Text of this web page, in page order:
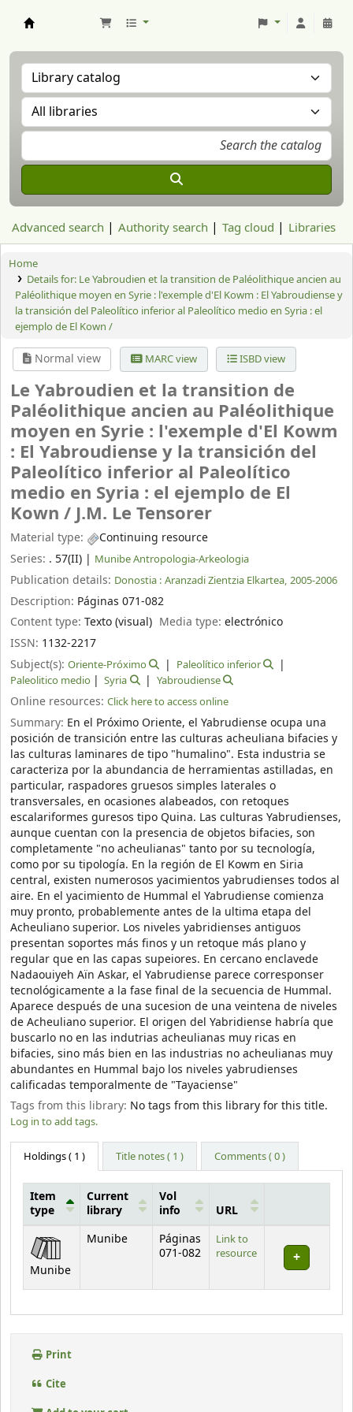
Advanced search Authority search Tag cloud Libraries
Home
Details for: Le Yabroudien et la transition de Paléolithique ancien au
Paléolithique moyen en Syrie : l'exemple d'El Kowm : El Yabroudiense y
la transición del Paleolítico inferior al Paleolítico medio en Syria : el
ejemplo de El Kown /
Normal view MARC view ISBD view
Le Yabroudien et la transition de
Paléolithique ancien au Paléolithique
moyen en Syrie : l'exemple d'El Kowm
: El Yabroudiense y la transición del
Paleolítico inferior al Paleolítico
medio en Syria : el ejemplo de El
Kown / J.M. Le Tensorer
Material type:
Continuing resource
Series: . 57(II) | Munibe Antropologia-Arkeologia
Publication details: Donostia : Aranzadi Zientzia Elkartea, 2005-2006
Description: Páginas 071-082
Content type: Texto (visual) Media type:electrónico
ISSN: 1132-2217
Subject(s): Oriente-Próximo
Paleolítico inferior
Paleolitico medio
Syria Yabroudiense
Online resources: Click here to access online
Summary: En el Próximo Oriente, el Yabrudiense ocupa una
posición de transición entre las culturas acheuliana bifacies y
las culturas laminares de tipo "humalino". Esta industria se
caracteriza por la abundancia de herramientas astilladas, en
particular, raspadores gruesos simples laterales o
transversales, en ocasiones alabeados, con retoques
escalariformes guresos tipo Quina. Las culturas Yabrudienses,
aunque cuentan con la presencia de objetos bifacies, son
completamente "no acheulianas" tanto por su tecnología,
como por su tipología. En la región de El Kowm en Siria
central, existen numerosos yacimientos yabrudienses todos al
aire. En el yacimiento de Hummal el Yabrudiense comienza
muy pronto, probablemente antes de la ultima etapa del
Acheuliano superior. Los niveles yabridienses antiguos
presentan soportes más finos y un retoque más plano y
regular que en las capas supeiores. En cercano enclavede
Nadaouiyeh Aïn Askar, el Yabrudiense parece corresponser
tecnológicamente a la fase final de la secuencia de Hummal.
Aparece después de una sucesion de una veintena de niveles
de Acheuliano superior. El origen del Yabridiense habría que
buscarlo no en las indutrias acheulianas muy ricas en
bifacies, sino más bien en las industrias no acheulianas muy
abundantes en Hummal bajo los niveles yabrudienses
calificadas temporalmente de "Tayaciense"
Tags from this library: No tags from this library for this title.
Log in to add tags.
Holdings( 1 ) Title notes ( 1 ) Comments ( 0 )
Holdings
Item
type
Current
library
Vol
info
URL
Munibe
Munibe
Páginas
071-082
Link to
resource
Print
Cite